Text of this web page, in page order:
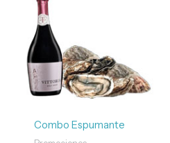
Combo Espumante